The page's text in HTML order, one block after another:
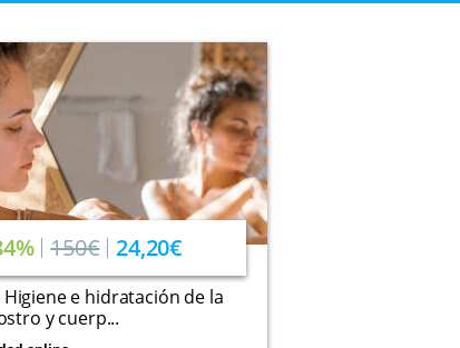
150€ 24,20€
Higiene e hidratación de la
y cuerp...